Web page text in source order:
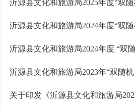
沂源县文化和旅游局2025年度“双
沂源县文化和旅游局2024年度“双
沂源县文化和旅游局2024年度 “双
沂源县文化和旅游局2023年“双随
关于印发《沂源县文化和旅游局